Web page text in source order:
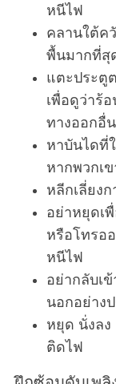
หนีไฟ
คลานใต้ค
พื้นมากที่สุ
แตะประตู
เพื่อดูว่าร้
ทางออกอื่น
หาบันไดที่
หากพวกเ
หลีกเลี่ยง
อย่าหยุดเ
หรือโทรอ
หนีไฟ
อย่ากลับเ
นอกอย่าง
หยุด นั่งลง
ติดไฟ
S
e
a
r
h
f
o
r